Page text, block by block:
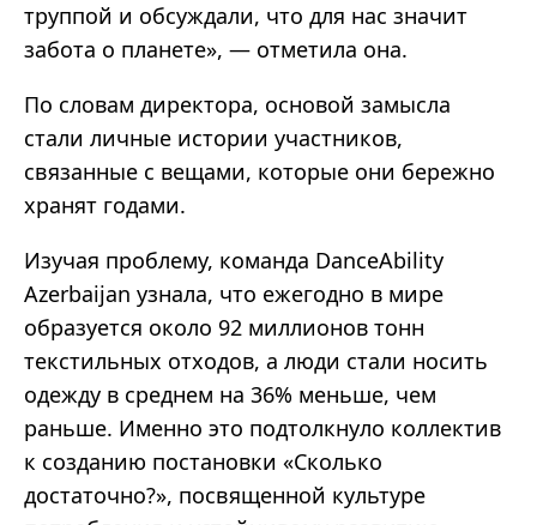
труппой и обсуждали, что для нас значит
забота о планете», — отметила она.
По словам директора, основой замысла
стали личные истории участников,
связанные с вещами, которые они бережно
хранят годами.
Изучая проблему, команда DanceAbility
Azerbaijan узнала, что ежегодно в мире
образуется около 92 миллионов тонн
текстильных отходов, а люди стали носить
одежду в среднем на 36% меньше, чем
раньше. Именно это подтолкнуло коллектив
к созданию постановки «Сколько
достаточно?», посвященной культуре